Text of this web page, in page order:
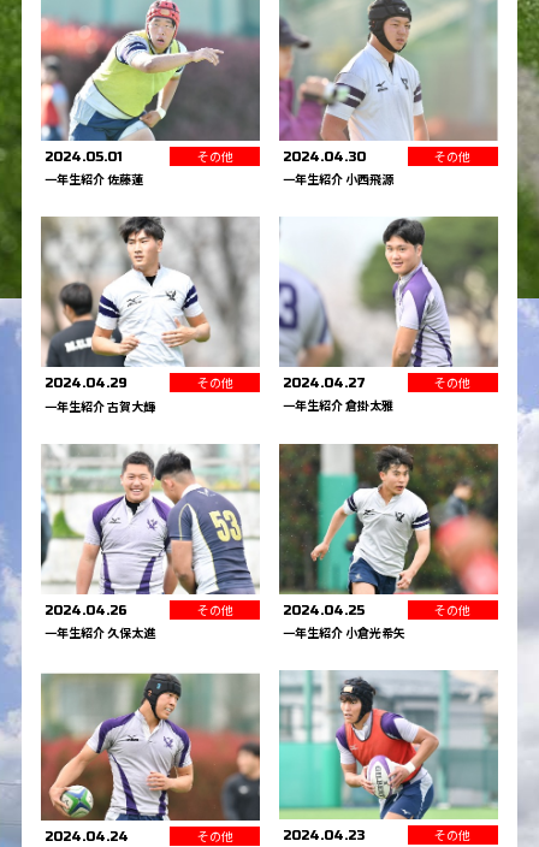
2024.05.01
その他
一年生紹介 佐藤蓮
2024.04.30
その他
一年生紹介 小西飛源
2024.04.29
その他
一年生紹介 古賀大輝
2024.04.27
その他
一年生紹介 倉掛太雅
2024.04.26
その他
一年生紹介 久保太進
2024.04.25
その他
一年生紹介 小倉光希矢
2024.04.24
その他
2024.04.23
その他